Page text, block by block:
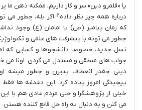
یا «قلمرو دین» سر و کار داریم، ممکنه ذهن ما
درباره همه چیز نظر داده؟ اگر بله، چطور می
که زمان پیامبر (ص) یا امامان (ع) وجود
چطور می تونه با پیشرفت های علمی و تکنولوژیک
نسل جدید، خصوصا دانشجوها و کسایی که
جواب های منطقی و مستدل می گردن. اونا می
دینی چقدر انعطاف پذیرن و چطور میشه
پیچیدگی امروز پیاده کرد. این دغدغه ها
خیلی از پژوهشگرا و حتی مردم عادی هم با
می کنن و به دنبال یه راه حل قانع کننده هستن.